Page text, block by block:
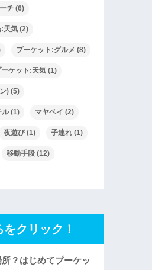
チ (6)
:天気 (2)
プーケット:グルメ (8)
ーケット:天気 (1)
) (5)
ル(1) マヤベイ (2)
夜遊び(1) 子連れ (1)
移動手段 (12)
クリック！
？はじめてプーケッ